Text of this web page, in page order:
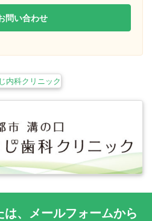
問い合わせ
、 メールフォームから